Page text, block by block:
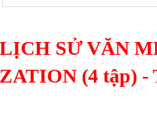
LỊCH SỬ VĂN
(4 tập) -